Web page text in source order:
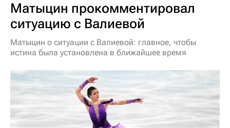
Матыцин прокомментировал
ситуацию с Валиевой
Матыцин о ситуации с Валиевой: главное, чтобы
истина была установлена в ближайшее время